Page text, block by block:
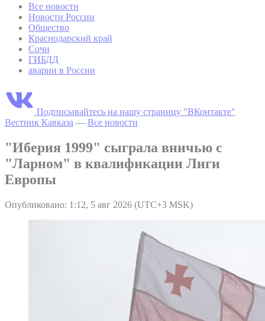
Все новости
Новости России
Общество
Краснодарский край
Сочи
ГИБДД
аварии в России
Подписывайтесь на нашу страницу "ВКонтакте"
Вестник Кавказа — Все новости
"Иберия 1999" сыграла вничью с
"Ларном" в квалификации Лиги
Европы
Опубликовано: 1:12, 5 авг 2026 (UTC+3 MSK)